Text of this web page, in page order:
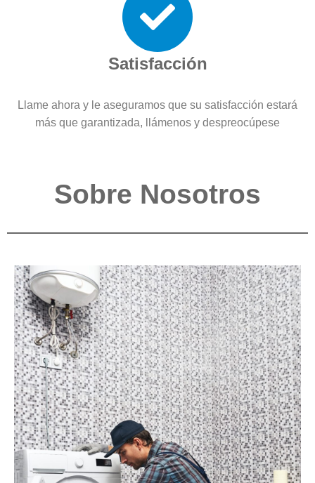
Satisfacción
Llame ahora y le aseguramos que su satisfacción estará
más que garantizada, llámenos y despreocúpese
Sobre Nosotros